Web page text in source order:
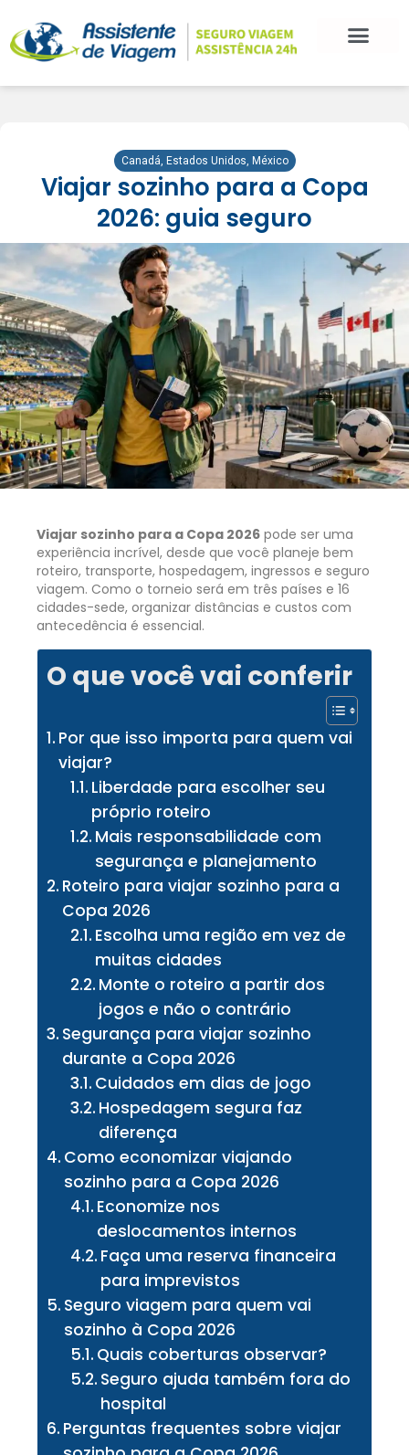
Canadá, Estados Unidos, México
Viajar sozinho para a Copa
2026: guia seguro
Viajar sozinho para a Copa 2026 pode ser uma
experiência incrível, desde que você planeje bem
roteiro, transporte, hospedagem, ingressos e seguro
viagem. Como o torneio será em três países e 16
cidades-sede, organizar distâncias e custos com
antecedência é essencial.
O que você vai conferir
Por que isso importa para quem vai
viajar?
Liberdade para escolher seu
próprio roteiro
Mais responsabilidade com
segurança e planejamento
Roteiro para viajar sozinho para a
Copa 2026
Escolha uma região em vez de
muitas cidades
Monte o roteiro a partir dos
jogos e não o contrário
Segurança para viajar sozinho
durante a Copa 2026
Cuidados em dias de jogo
Hospedagem segura faz
diferença
Como economizar viajando
sozinho para a Copa 2026
Economize nos
deslocamentos internos
Faça uma reserva financeira
para imprevistos
Seguro viagem para quem vai
sozinho à Copa 2026
Quais coberturas observar?
Seguro ajuda também fora do
hospital
Perguntas frequentes sobre viajar